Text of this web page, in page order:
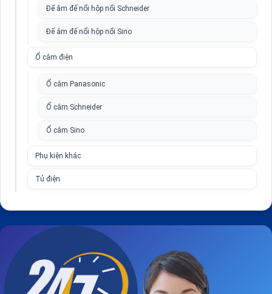
Đế âm đế nổi hộp nổi Schneider
Đế âm đế nổi hộp nổi Sino
Ổ cắm điện
Ổ cắm Panasonic
Ổ cắm Schneider
Ổ cắm Sino
Phụ kiện khác
Tủ điện